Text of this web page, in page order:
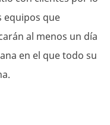
equipos que
al menos un día
en el que todo su